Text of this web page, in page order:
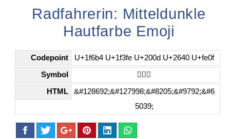
Radfahrerin: Mitteldunkle
Hautfarbe Emoji
Codepoint U+1f6b4 U+1f3fe U+200d U+2640 U+fe0f
Symbol 🚴🏾‍♀️
HTML
&#128692;&#127998;&#8205;&#9792;&#6
5039;